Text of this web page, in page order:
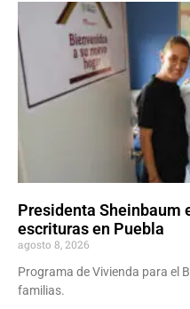
Presidenta Sheinbaum
escrituras en Puebla
agosto 8, 2026
Programa de Vivienda para el
familias.